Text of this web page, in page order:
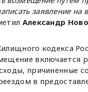
заявление
Александр
кодекса
включается
причиненные
в